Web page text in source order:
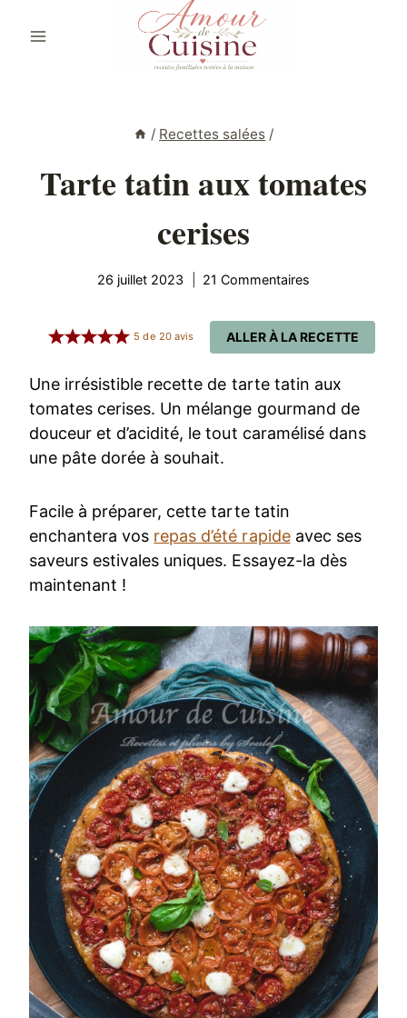
/ Recettes salées /
Tarte tatin aux tomates
cerises
26 juillet 2023 21 Commentaires
ALLER À LA RECETTE
5 de 20avis
Une irrésistible recette de tarte tatin aux
tomates cerises. Un mélange gourmand de
douceur et d’acidité, le tout caramélisé dans
une pâte dorée à souhait.
Facile à préparer, cette tarte tatin
enchantera vos repas d’été rapideavec ses
saveurs estivales uniques. Essayez-la dès
maintenant !